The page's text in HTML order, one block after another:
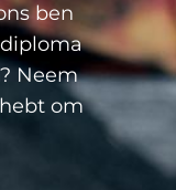
ben
Neem
om